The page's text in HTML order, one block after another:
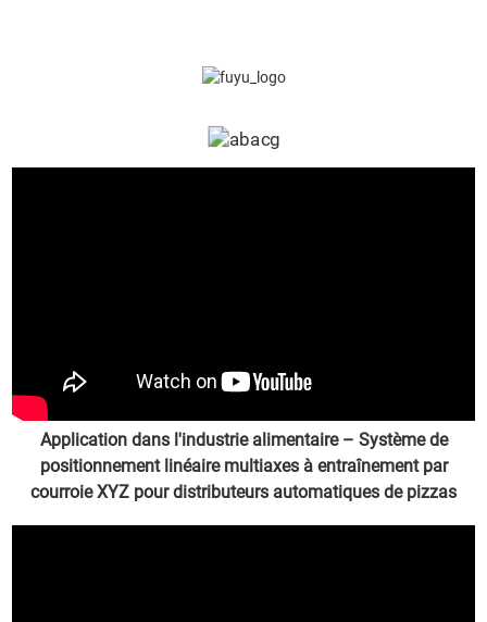
Application dans l'industrie alimentaire – Système de
positionnement linéaire multiaxes à entraînement par
courroie XYZ pour distributeurs automatiques de pizzas